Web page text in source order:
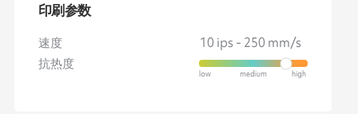
印刷参数
速度
10 ips - 250 mm/s
抗热度